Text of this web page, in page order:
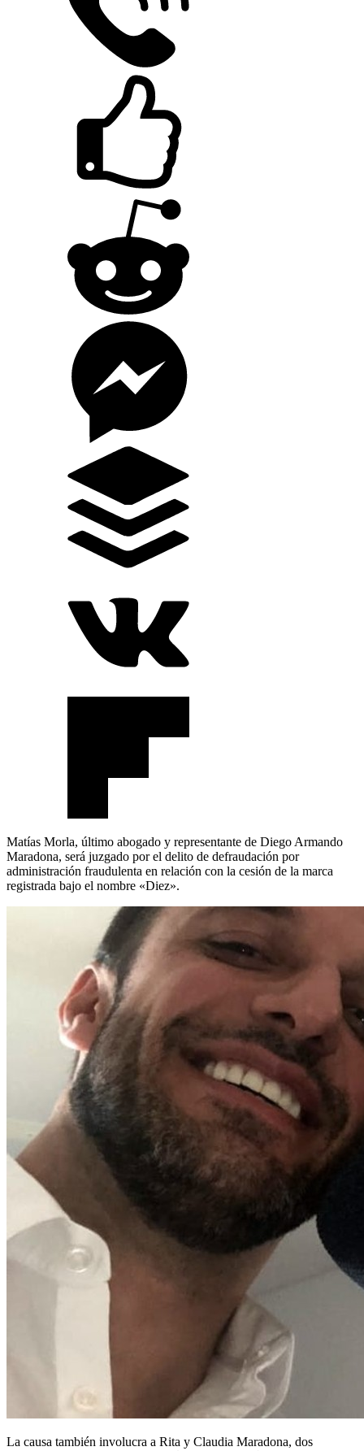
Matías Morla, último abogado y representante de Diego Armando
Maradona, será juzgado por el delito de defraudación por
administración fraudulenta en relación con la cesión de la marca
registrada bajo el nombre «Diez».
La causa también involucra a Rita y Claudia Maradona, dos